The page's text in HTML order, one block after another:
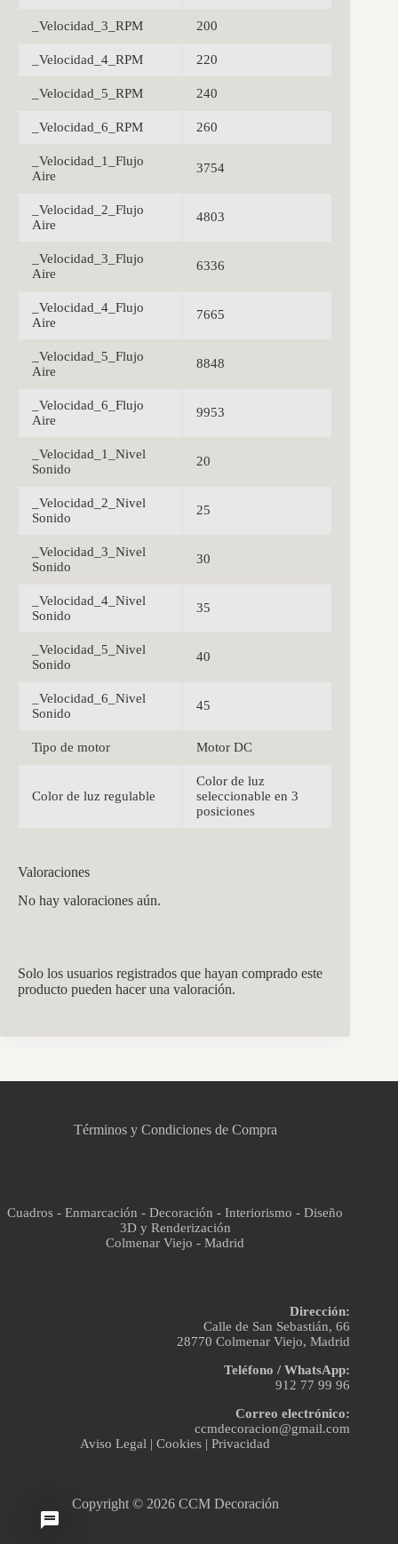
_Velocidad_3_RPM 200
_Velocidad_4_RPM 220
_Velocidad_5_RPM 240
_Velocidad_6_RPM 260
_Velocidad_1_Flujo
Aire
3754
_Velocidad_2_Flujo
Aire
4803
_Velocidad_3_Flujo
Aire
6336
_Velocidad_4_Flujo
Aire
7665
_Velocidad_5_Flujo
Aire
8848
_Velocidad_6_Flujo
Aire
9953
_Velocidad_1_Nivel
Sonido
20
_Velocidad_2_Nivel
Sonido
25
_Velocidad_3_Nivel
Sonido
30
_Velocidad_4_Nivel
Sonido
35
_Velocidad_5_Nivel
Sonido
40
_Velocidad_6_Nivel
Sonido
45
Tipo de motor Motor DC
Color de luz regulable
Color de luz
seleccionable en 3
posiciones
Valoraciones
No hay valoraciones aún.
Solo los usuarios registrados que hayan comprado este
producto pueden hacer una valoración.
Términos y Condiciones de Compra
Cuadros - Enmarcación - Decoración - Interiorismo - Diseño
3D y Renderización
Colmenar Viejo - Madrid
Dirección:
Calle de San Sebastián, 66
28770 Colmenar Viejo, Madrid
Teléfono / WhatsApp:
912 77 99 96
Correo electrónico:
ccmdecoracion@gmail.com
Aviso Legal |Cookies |Privacidad
Copyright © 2026 CCM Decoración
Asistente virtual · En línea